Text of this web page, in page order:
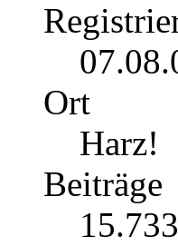
Ort
Harz!
Beiträge
15.733